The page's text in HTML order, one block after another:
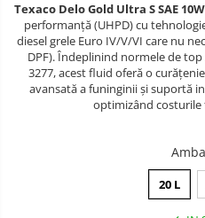
Texaco Delo Gold Ultra S SAE
performanță (UHPD) cu
diesel grele Euro IV/V/VI care nu
DPF). Îndeplinind normele de top
3277, acest fluid oferă o
avansată a funinginii și suportă
optimizând costurile
20 L